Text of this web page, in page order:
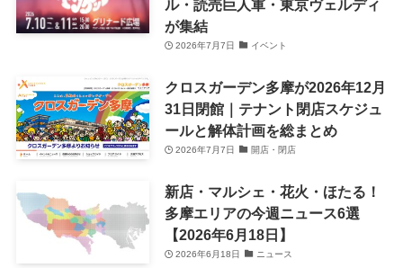
ル・読売巨人軍・東京ヴェルディ
が集結
2026年7月7日 イベント
クロスガーデン多摩が2026年12月
31日閉館｜テナント閉店スケジュ
ールと解体計画を総まとめ
2026年7月7日 開店・閉店
新店・マルシェ・花火・ほたる！
多摩エリアの今週ニュース6選
【2026年6月18日】
2026年6月18日 ニュース